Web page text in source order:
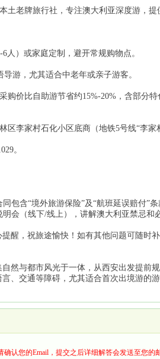
土老牌旅行社，专注澳大利亚深度游，
6人）或家庭定制，避开常规购物点。
导游，尤其适合中老年或亲子游客。
购价比自助游节省约15%-20%，含部分
区李家村石化小区底商（地铁5号线“李家
。
包含“境外旅游保险”及“航班延误赔付”
明会（线下/线上），讲解澳大利亚禁忌和
醒，祝旅途愉快！如有其他问题可随时
然与都市风光于一体，从西安出发提前
、交通等障碍，尤其适合首次出境游的游
确认您的Email，提交之后详细解答会发送至您的